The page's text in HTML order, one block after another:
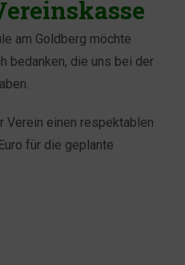
am Goldberg möchte
bedanken, die uns bei der
Verein einen respektablen
für die geplante